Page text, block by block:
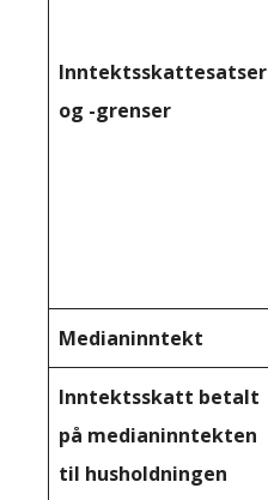
Inntektsskattesatser
og -grenser
Medianinntekt
Inntektsskatt betalt
på medianinntekten
til husholdningen